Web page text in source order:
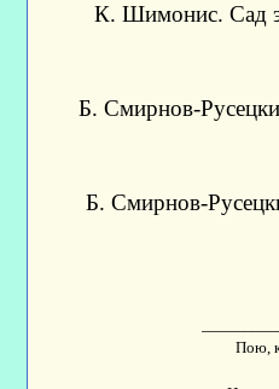
К. Шимонис. Сад
Б. Смирнов-
Б. Смирнов-
Пою,